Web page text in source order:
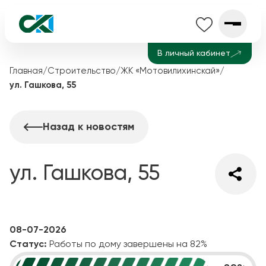
В личный кабинет
Главная/Строительство/ЖК «Мотовилихинскай»/
ул. Гашкова, 55
Назад к новостям
ул. Гашкова, 55
08-07-2026
Статус: Работы по дому завершены на 82%